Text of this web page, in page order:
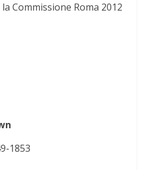
Commissione Roma 2012
1853